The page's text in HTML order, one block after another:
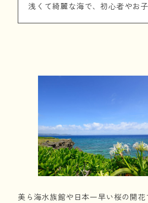
浅くて綺麗な海で、初心者やお子
美ら海水族館や日本一早い桜の開花